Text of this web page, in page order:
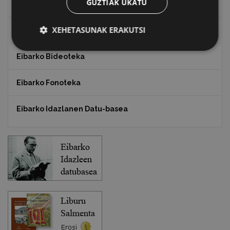
Txostenak eta dokumentuak
EXFIBAR
Eibarko Bideoteka
Eibarko Fonoteka
Eibarko Idazlanen Datu-basea
GUZTIAK UKATU
XEHETASUNAK ERAKUTSI